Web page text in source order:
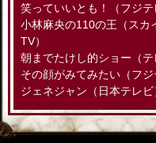
笑っていいとも！（フジテ
小林麻央の110の王（スカ
TV）
朝までたけし的ショー（テ
その顔がみてみたい（フジ
ジェネジャン（日本テレビ